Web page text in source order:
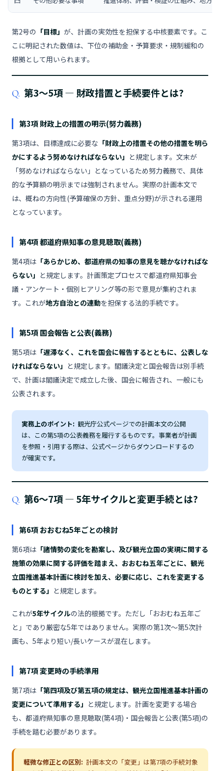
第2号の 「目標」 が、計画の実効性を担保する中核要素です。こ
こに明記された数値は、下位の補助金・予算要求・規制緩和の
根拠として用いられます。
Q. 第3〜5項 ― 財政措置と手続要件とは?
第3項 財政上の措置の明示(努力義務)
第3項は、目標達成に必要な 「財政上の措置その他の措置を明ら
かにするよう努めなければならない」 と規定します。文末が
「努めなければならない」となっているため努力義務で、具体
的な予算額の明示までは強制されません。実際の計画本文で
は、概ねの方向性(予算確保の方針、重点分野)が示される運用
となっています。
第4項 都道府県知事の意見聴取(義務)
第4項は 「あらかじめ、都道府県の知事の意見を聴かなければな
らない」 と規定します。計画策定プロセスで都道府県知事会
議・アンケート・個別ヒアリング等の形で意見が集約されま
す。これが地方自治との連動を担保する法的手続です。
第5項 国会報告と公表(義務)
第5項は 「遅滞なく、これを国会に報告するとともに、公表しな
ければならない」 と規定します。閣議決定と国会報告は別手続
で、計画は閣議決定で成立した後、国会に報告され、一般にも
公表されます。
実務上のポイント: 観光庁公式ページでの計画本文の公開
は、この第5項の公表義務を履行するものです。事業者が計画
を参照・引用する際は、公式ページからダウンロードするの
が確実です。
Q. 第6〜7項 ― 5年サイクルと変更手続とは?
第6項 おおむね5年ごとの検討
第6項は 「諸情勢の変化を勘案し、及び観光立国の実現に関する
施策の効果に関する評価を踏まえ、おおむね五年ごとに、観光
立国推進基本計画に検討を加え、必要に応じ、これを変更する
ものとする」 と規定します。
これが5年サイクルの法的根拠です。ただし「おおむね五年ご
と」であり厳密な5年ではありません。実際の第1次〜第5次計
画も、5年より短い/長いケースが混在します。
第7項 変更時の手続準用
第7項は 「第四項及び第五項の規定は、観光立国推進基本計画の
変更について準用する」 と規定します。計画を変更する場合
も、都道府県知事の意見聴取(第4項)・国会報告と公表(第5項)の
手続を踏む必要があります。
軽微な修正との区別: 計画本文の「変更」は第7項の手続対象